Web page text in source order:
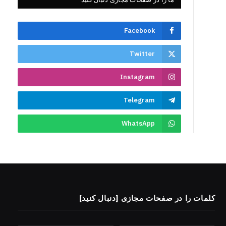
Facebook
Twitter
Instagram
Telegram
WhatsApp
کلمات را در صفحات مجازی [دنبال کنید]